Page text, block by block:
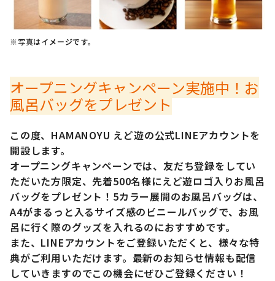
※写真はイメージです。
オープニングキャンペーン実施中！お
風呂バッグをプレゼント
この度、HAMANOYU えど遊の公式LINEアカウントを
開設します。
オープニングキャンペーンでは、友だち登録をしてい
ただいた方限定、先着500名様にえど遊ロゴ入りお風呂
バッグをプレゼント！5カラー展開のお風呂バッグは、
A4がまるっと入るサイズ感のビニールバッグで、お風
呂に行く際のグッズを入れるのにおすすめです。
また、LINEアカウントをご登録いただくと、様々な特
典がご利用いただけます。最新のお知らせ情報も配信
していきますのでこの機会にぜひご登録ください！